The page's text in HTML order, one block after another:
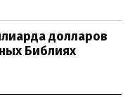
долларов
Библиях